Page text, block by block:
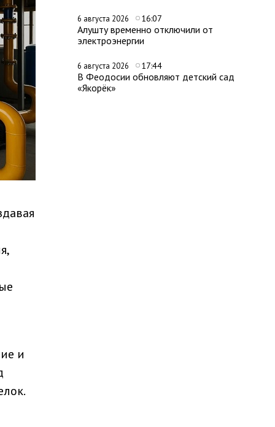
6 августа 2026 16:07
Алушту временно отключили от
электроэнергии
6 августа 2026 17:44
В Феодосии обновляют детский сад
«Якорёк»
и